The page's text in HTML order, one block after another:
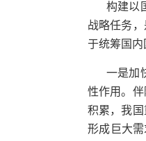
构建以
战略任务
于统筹国内
一是加
性作用。
积累，我
形成巨大